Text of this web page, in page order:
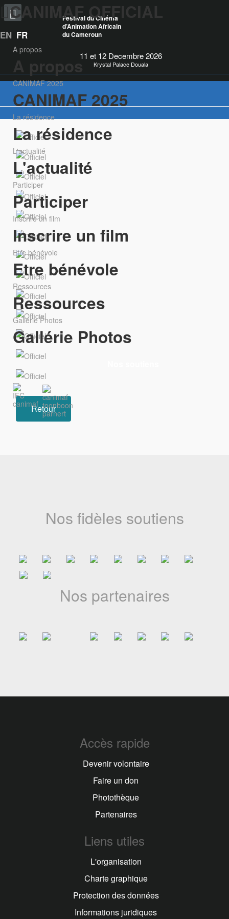
Festival du Cinéma
d’Animation Africain
du Cameroun
11 et 12 Decembre 2026
Krystal Palace Douala
CANIMAF OFFICIAL
EN FR
A propos
A propos
CANIMAF 2025
CANIMAF 2025
La résidence
La résidence
L'actualité
L'actualité
Participer
Participer
Inscrire un film
Inscrire un film
Etre bénévole
Etre bénévole
Ressources
Ressources
Gallérie Photos
Gallérie Photos
Retour
Nos fidèles soutiens
Nos partenaires
Accès rapide
Devenir volontaire
Faire un don
Photothèque
Partenaires
Liens utiles
L'organisation
Charte graphique
Protection des données
Informations juridiques